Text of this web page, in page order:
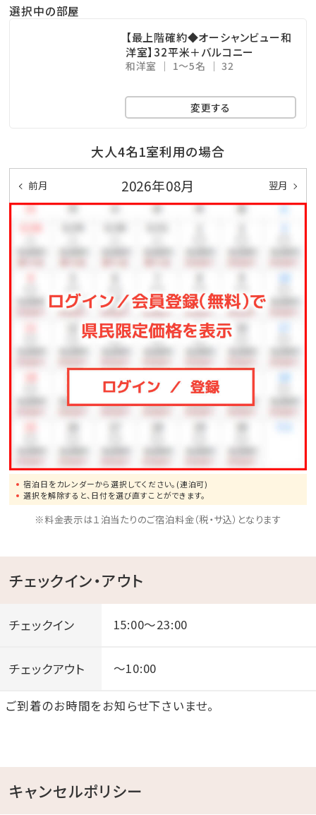
※温泉ではございません
☆･*:.｡. .｡.:*･☆ﾟ･*:.｡. .｡.:*･☆ﾟ･*:.｡. .｡.:*･☆ﾟ･*:.｡.
選択中の部屋
【最上階確約◆オーシャンビュー和
洋室】32平米＋バルコニー
和洋室 1～5名 32
変更する
大人4名1室利用の場合
前月 2026年08月 翌月
宿泊日をカレンダーから選択してください。(連泊可)
選択を解除すると、日付を選び直すことができます。
※料金表示は１泊当たりのご宿泊料金（税・サ込）となります
チェックイン・アウト
チェックイン 15:00～23:00
チェックアウト ～10:00
ご到着のお時間をお知らせ下さいませ。
キャンセルポリシー